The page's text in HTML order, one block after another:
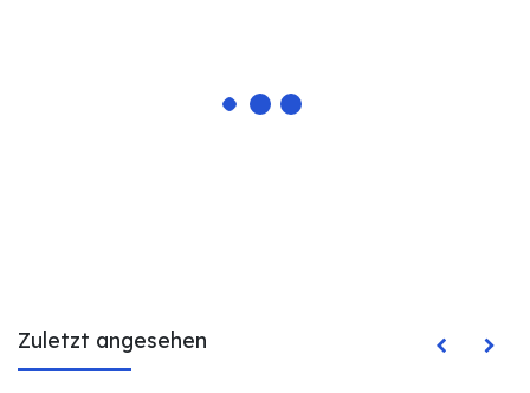
Zuletzt angesehen